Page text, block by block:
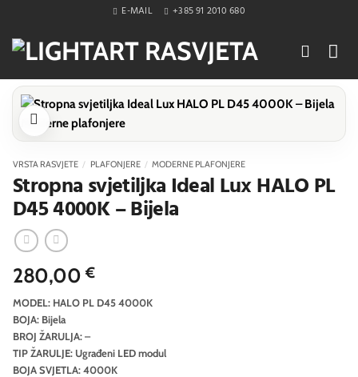
content
E-MAIL +385 91 2010 680
VRSTA RASVJETE / PLAFONJERE / MODERNE PLAFONJERE
Stropna svjetiljka Ideal Lux HALO PL
D45 4000K – Bijela
280,00€
MODEL: HALO PL D45 4000K
BOJA: Bijela
BROJ ŽARULJA: –
TIP ŽARULJE: Ugrađeni LED modul
BOJA SVJETLA: 4000K